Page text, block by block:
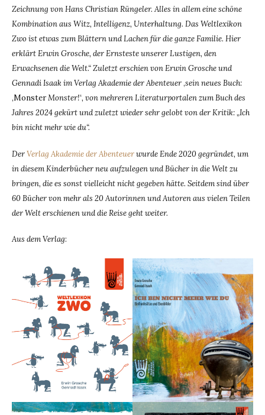
Zeichnung von Hans Christian Rüngeler. Alles in allem eine schöne
Kombination aus Witz, Intelligenz, Unterhaltung. Das Weltlexikon
Zwo ist etwas zum Blättern und Lachen für die ganze Familie. Hier
erklärt Erwin Grosche, der Ernsteste unserer Lustigen, den
Erwachsenen die Welt.“ Zuletzt erschien von Erwin Grosche und
Gennadi Isaak im Verlag Akademie der Abenteuer‚sein neues Buch:
‚MonsterMonster!‘, von mehreren Literaturportalen zum Buch des
Jahres 2024 gekürt und zuletzt wieder sehr gelobt von der Kritik: „Ich
bin nicht mehr wie du“.
DerVerlag Akademie der Abenteuerwurde Ende 2020 gegründet, um
in diesem Kinderbücher neu aufzulegen und Bücher in die Welt zu
bringen, die es sonst vielleicht nicht gegeben hätte. Seitdem sind über
60 Bücher von mehr als 20 Autorinnen und Autoren aus vielen Teilen
der Welt erschienen und die Reise geht weiter.
Aus dem Verlag: